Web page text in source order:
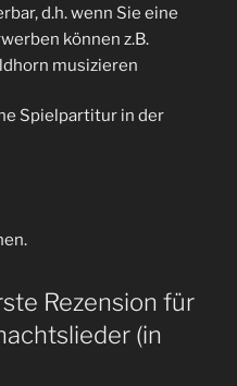
d.h. wenn Sie eine
können z.B.
musizieren
Spielpartitur in der
Rezension für
(in